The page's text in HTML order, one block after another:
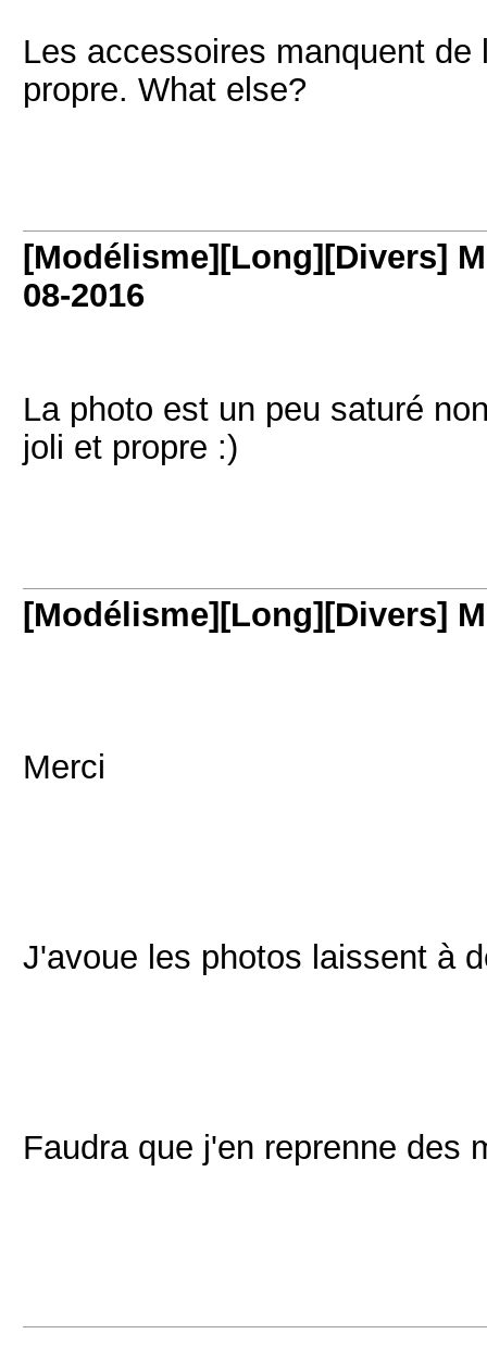
Les accessoires manquent
propre. What else?
[Modélisme][Long][Divers]
08-2016
La photo est un peu saturé
joli et propre :)
[Modélisme][Long][Divers]
Merci
J'avoue les photos laissent à
Faudra que j'en reprenne des